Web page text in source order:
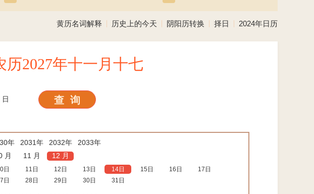
黄历名词解释 历史上的今天 阴阳历转换 择日 2024年日历
历2027年十一月十七
日
年 2031年 2032年
2033年
月 11 月 12 月
日 11日 12日 13日 14日 15日 16日
17日
日 28日 29日 30日 31日